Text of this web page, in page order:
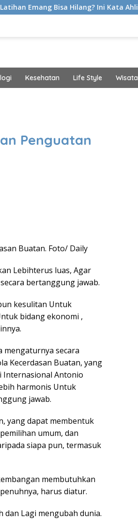
Hilang? Ini Kata Ahli Kemakmuran
Kesehatan Life Style Wisata
Penguatan
Buatan. Foto/ Daily
Lebihterus luas, Agar
bertanggung jawab.
kesulitan Untuk
bidang ekonomi ,
mengaturnya secara
Kecerdasan Buatan, yang
Internasional Antonio
harmonis Untuk
jawab.
yang dapat membentuk
umum, dan
siapa pun, termasuk
membutuhkan
harus diatur.
Lagi mengubah dunia.